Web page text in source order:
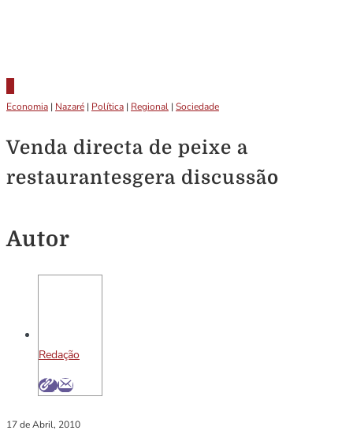
Economia | Nazaré | Política | Regional | Sociedade
Venda directa de peixe a
restaurantesgera discussão
Autor
Redação
17 de Abril, 2010